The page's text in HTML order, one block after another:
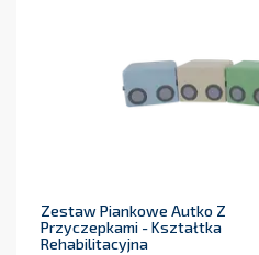
Zestaw Piankowe Autko Z
Przyczepkami - Kształtka
Rehabilitacyjna